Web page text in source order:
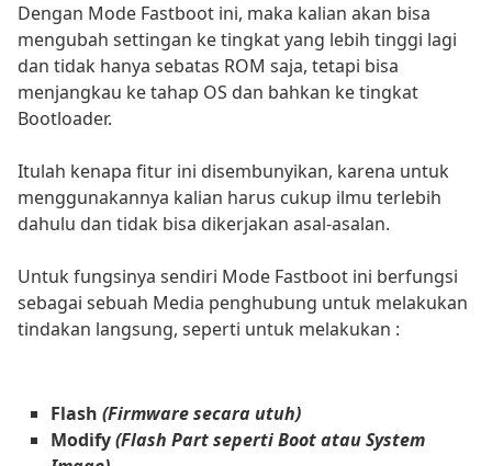
Dengan Mode Fastboot ini, maka kalian akan bisa
mengubah settingan ke tingkat yang lebih tinggi lagi
dan tidak hanya sebatas ROM saja, tetapi bisa
menjangkau ke tahap OS dan bahkan ke tingkat
Bootloader.
Itulah kenapa fitur ini disembunyikan, karena untuk
menggunakannya kalian harus cukup ilmu terlebih
dahulu dan tidak bisa dikerjakan asal-asalan.
Untuk fungsinya sendiri Mode Fastboot ini berfungsi
sebagai sebuah Media penghubung untuk melakukan
tindakan langsung, seperti untuk melakukan :
Flash (Firmware secara utuh)
Modify(Flash Part seperti Boot atau System